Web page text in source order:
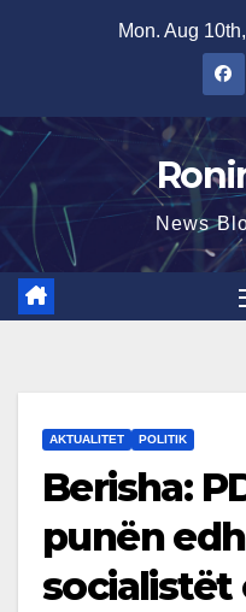
Mon. Aug
News
AKTUALITET POLITIK
Berisha:
punën
socialistët